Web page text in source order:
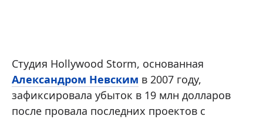
Студия Hollywood Storm, основанная
Александром Невским в 2007 году,
зафиксировала убыток в 19 млн долларов
после провала последних проектов с